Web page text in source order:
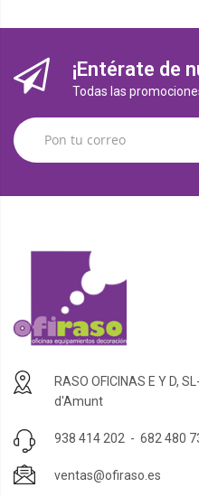
¡Entérate de
Todas las
RASO OFICINAS E Y D,
d'Amunt
938 414 202 - 682 480
ventas@ofiraso.es